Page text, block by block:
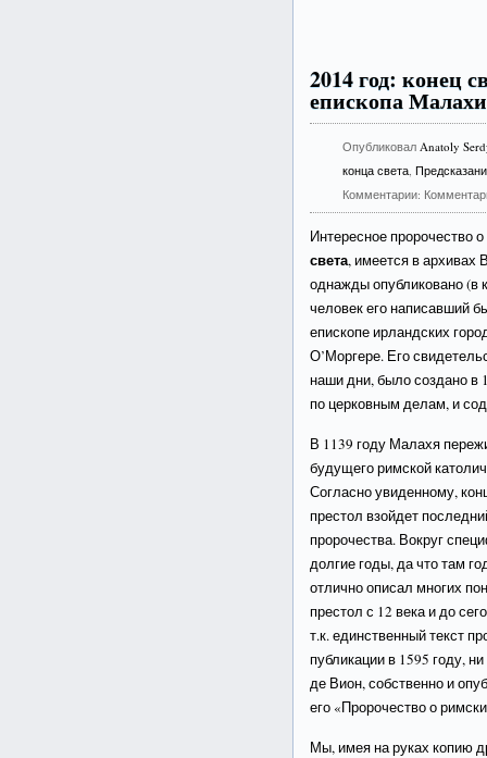
2014 год: конец
епископа
ОпубликовалAnatoly
конца света,
Комментарии:
Интересное пророчество
света, имеется в архивах
однажды опубликовано (в
человек его написавший
епископе ирландских
О’Моргере. Его
наши дни, было создано в
по церковным делам, и
В 1139 году Малахя
будущего римской
Согласно увиденному,
престол взойдет
пророчества. Вокруг
долгие годы, да что там
отлично описал многих
престол с 12 века и до
т.к. единственный текст
публикации в 1595 году,
де Вион, собственно и
его «Пророчество о
Мы, имея на руках копию